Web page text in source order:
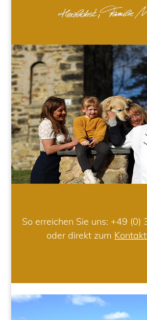
So erreichen Sie uns: +49 (0)
oder direkt zum